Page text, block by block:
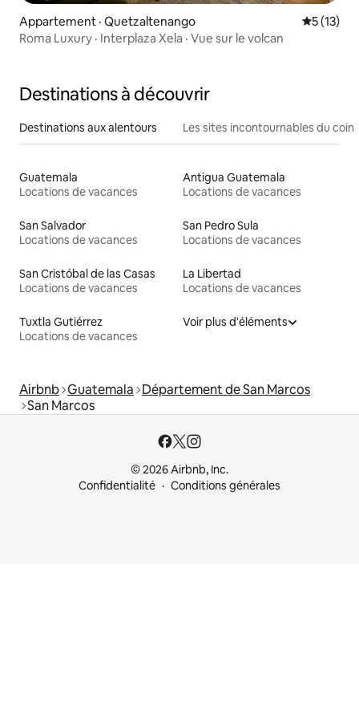
Appartement · Quetzaltenango Note
5 (13)
Roma Luxury · Interplaza Xela · Vue sur le volcan
Destinations à découvrir
Destinations aux alentours Les sites incontournables du coin
Guatemala
Locations de vacances
Antigua Guatemala
Locations de vacances
San Salvador
Locations de vacances
San Pedro Sula
Locations de vacances
San Cristóbal de las Casas
Locations de vacances
La Libertad
Locations de vacances
Tuxtla Gutiérrez
Locations de vacances
Voir plus d'éléments
Airbnb Guatemala Département de San Marcos
San Marcos
© 2026 Airbnb, Inc.
Confidentialité
Conditions générales